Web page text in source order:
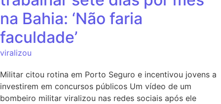
na Bahia: ‘Não faria
faculdade’
viralizou
Militar citou rotina em Porto Seguro e incentivou jovens a
investirem em concursos públicos Um vídeo de um
bombeiro militar viralizou nas redes sociais após ele